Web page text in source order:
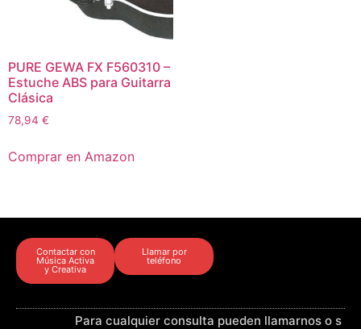
PURE GEWA FX F560310 –
Estuche ABS para Guitarra
Clásica
78,94 €
Comprar en Amazon
Contactar con
Música Activa
y Creativa
Llamar por
teléfono
Para cualquier consulta pueden llamarnos o s